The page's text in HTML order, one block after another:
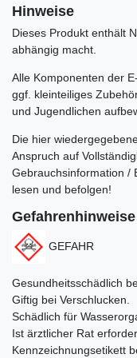
Hinweise
Dieses Produkt enthält
abhängig macht.
Alle Komponenten der
ggf. kleinteiliges
und Jugendlichen
Die hier
Anspruch auf
Gebrauchsinformation /
lesen und befolgen!
GEFAHR
Gesundheitsschädlich
Giftig bei Verschlucken.
Schädlich für
Ist ärztlicher Rat
Kennzeichnungsetikett